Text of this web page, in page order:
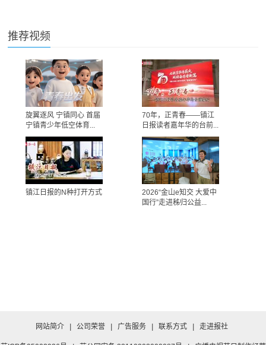
推荐视频
旋翼逐风 宁镇同心 首届
宁镇青少年低空体育...
70年，正青春——镇江
日报读者嘉年华的台前...
镇江日报的N种打开方式
2026“金山e知交 大爱中
国行”走进秭归公益...
网站简介 | 公司荣誉 | 广告服务 | 联系方式 | 走进报社